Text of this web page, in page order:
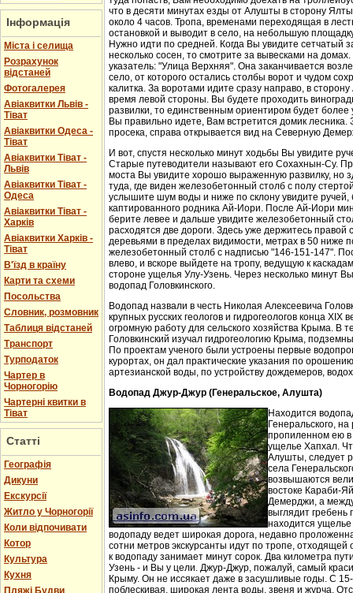
Інформація
Міста і селища
Розрахунок
відстаней
Фотогалерея
Авіаквитки Львів -
Тіват
Авіаквитки Одеса -
Тіват
Авіаквитки Тіват -
Львів
Авіаквитки Тіват -
Одеса
Авіаквитки Тіват -
Харків
Авіаквитки Харків -
Тіват
В'їзд в країну
Карти та схеми
Посольства
Словник, розмовник
Таблиця відстаней
Транспорт
Турподаток
Чартер в
Чорногорію
Чартерні квитки в
Тіват
Статті
Географія
Дикуни
Екскурсії
Житло у Чорногорії
Коли відпочивати
Котор
Культура
Кухня
Пляжі Будви
что в десяти минутах езды от Алушты в сторону
около 4 часов. Тропа, временами переходящая в
остановкой и выводит в село, на небольшую
Нужно идти по средней. Когда Вы увидите сетчатый
несколько сосен, то смотрите за вывесками на
указатель: "Улица Верхняя". Она заканчивается
село, от которого остались столбы ворот и чудом
калитка. За воротами идите сразу направо, в
время левой стороны. Вы будете проходить
развилки, то единственным ориентиром будет более
Вы правильно идете, Вам встретится домик лесника.
просека, справа открывается вид на Северную
И вот, спустя несколько минут ходьбы Вы увидите
Старые путеводители называют его Сохахнын-Су.
моста Вы увидите хорошо выраженную развилку, но
туда, где виден железобетонный столб с полу
услышите шум воды и ниже по склону увидите
каптированного родника Ай-Иори. После Ай-Иори
берите левее и дальше увидите железобетонный
расходятся две дороги. Здесь уже держитесь правой
деревьями в пределах видимости, метрах в 50 ниже
железобетонный столб с надписью "146-151-147".
влево, и вскоре выйдете на тропу, ведущую к
стороне ущелья Улу-Узень. Через несколько минут
водопад Головкинского.
Водопад назвали в честь Николая Алексеевича
крупных русских геологов и гидрогеологов конца XIX
огромную работу для сельского хозяйства Крыма. В
Головкинский изучал гидрогеологию Крыма,
По проектам ученого были устроены первые
курортах, он дал практические указания по
артезианской воды, по устройству дождемеров,
Водопад Джур-Джур (Генеральское, Алушта)
Находится
Генеральского,
пропиленном ею в
ущелье Хапхал.
Алушты, следует
села
возвышаются
востоке Караби-
Демерджи, а
выглядит гребень
находится
водопаду ведет широкая дорога, недавно
сотни метров экскурсанты идут по тропе, отходящей
к водопаду занимает минут сорок. Два километра
Узень - и Вы у цели. Джур-Джур, пожалуй, самый
Крыму. Он не иссякает даже в засушливые годы. С
поблескивая, широкая лента воды, звеня и журча.